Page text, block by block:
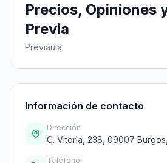
Precios, Opiniones
Previa
Previaula
Información de contacto
Dirección
C. Vitoria, 238, 09007
Teléfono